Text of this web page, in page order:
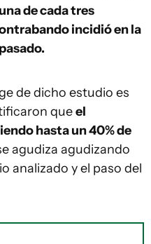
de cada tres
incidió en la
de dicho estudio es
queel
hasta un 40% de
agudiza agudizando
analizado y el paso del